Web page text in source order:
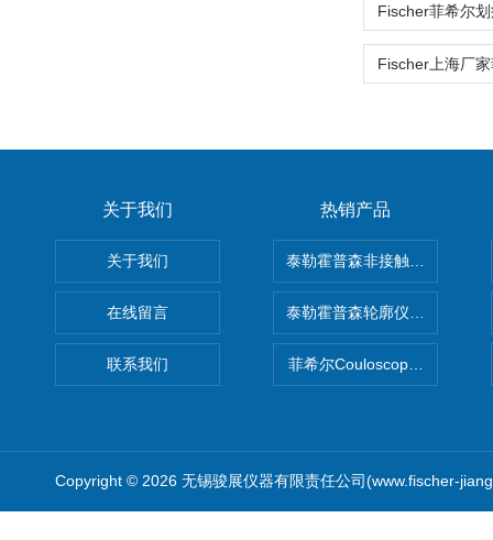
关于我们
关于我们
在线留言
联系我们
热销产品
泰勒霍普森非接触式轮廓仪
泰勒霍普森轮廓仪|TAYLOR
菲希尔Couloscope CMS2电
Copyright © 2026 无锡骏展仪器有限责任公司(www.fischer-